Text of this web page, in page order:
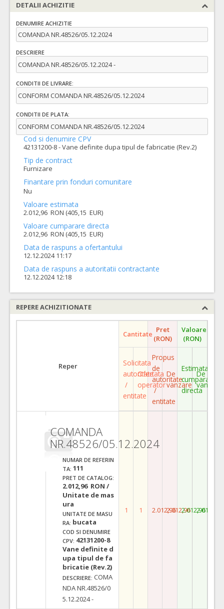
DETALII ACHIZITIE
DENUMIRE ACHIZITIE
COMANDA NR.48526/05.12.2024
DESCRIERE
COMANDA NR.48526/05.12.2024 -
CONDITII DE LIVRARE:
CONFORM COMANDA NR.48526/05.12.2024
CONDITII DE PLATA:
CONFORM COMANDA NR.48526/05.12.2024
Cod si denumire CPV
42131200-8 - Vane definite dupa tipul de fabricatie (Rev.2)
Tip de contract
Furnizare
Finantare prin fonduri comunitare
Nu
Valoare estimata
2.012,96 RON (405,15 EUR)
Valoare cumparare directa
2.012,96 RON (405,15 EUR)
Data de raspuns a ofertantului
12.12.2024 11:17
Data de raspuns a autoritatii contractante
12.12.2024 12:18
REPERE ACHIZITIONATE
Reper
Cantitate Pret
(RON)
Valoare
(RON)
Solicitata
autoritate
/
entitate
Ofertata
operator
Propus
de
autoritate
/
entitate
De
vanzare
Estimata
cumparare
directa
De
vanzare
COMANDA
NR.48526/05.12.2024
NUMAR DE REFERIN
TA: 111
PRET DE CATALOG:
2.012,96 RON /
Unitate de mas
ura
UNITATE DE MASU
RA: bucata
COD SI DENUMIRE
CPV: 42131200-8
Vane definite d
upa tipul de fa
bricatie (Rev.2)
DESCRIERE: COMA
NDA NR.48526/0
5.12.2024 -
1 1 2.012,962.012,962.012,962.012,96